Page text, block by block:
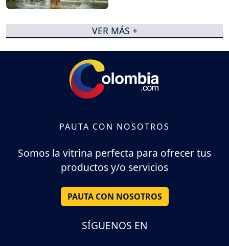
VER MÁS +
PAUTA CON NOSOTROS
Somos la vitrina perfecta para ofrecer tus
productos y/o servicios
PAUTA CON NOSOTROS
SÍGUENOS EN